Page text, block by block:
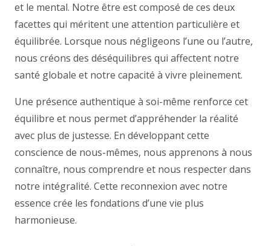
et le mental. Notre être est composé de ces deux
facettes qui méritent une attention particulière et
équilibrée. Lorsque nous négligeons l’une ou l’autre,
nous créons des déséquilibres qui affectent notre
santé globale et notre capacité à vivre pleinement.
Une présence authentique à soi-même renforce cet
équilibre et nous permet d’appréhender la réalité
avec plus de justesse. En développant cette
conscience de nous-mêmes, nous apprenons à nous
connaître, nous comprendre et nous respecter dans
notre intégralité. Cette reconnexion avec notre
essence crée les fondations d’une vie plus
harmonieuse.